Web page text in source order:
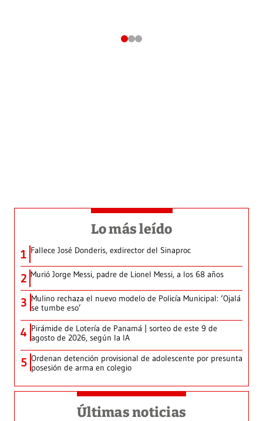
Lo más leído
1 Fallece José Donderis, exdirector del Sinaproc
2 Murió Jorge Messi, padre de Lionel Messi, a los 68 años
3 Mulino rechaza el nuevo modelo de Policía Municipal: ‘Ojalá
se tumbe eso’
4 Pirámide de Lotería de Panamá | sorteo de este 9 de
agosto de 2026, según la IA
5 Ordenan detención provisional de adolescente por presunta
posesión de arma en colegio
Últimas noticias